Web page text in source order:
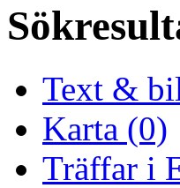
Text &
Karta (0)
Träffar i